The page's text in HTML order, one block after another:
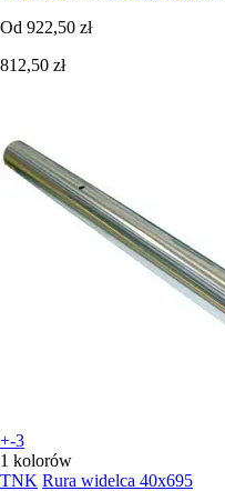
Od 922,50 zł
812,50 zł
+-3
1 kolorów
TNK Rura widelca 40x695